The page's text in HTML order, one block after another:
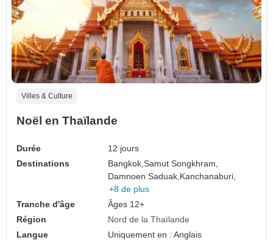
Villes & Culture
Noël en Thaïlande
Durée
12 jours
Destinations
Bangkok,Samut Songkhram,
Damnoen Saduak, Kanchanaburi,
+8 de plus
Tranche d'âge
Âges 12+
Région
Nord de la Thaïlande
Langue
Uniquement en : Anglais